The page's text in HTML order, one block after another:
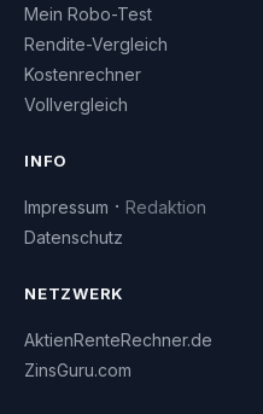
Mein Robo-Test
Rendite-Vergleich
Kostenrechner
Vollvergleich
INFO
Impressum · Redaktion
Datenschutz
NETZWERK
AktienRenteRechner.de
ZinsGuru.com